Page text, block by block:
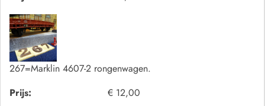
267=Marklin 4607-2 rongenwagen.
Prijs:
€ 12,00